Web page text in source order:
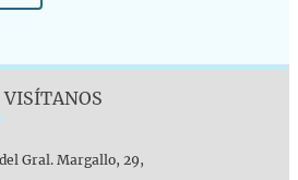
VISÍTANOS
Gral. Margallo, 29,